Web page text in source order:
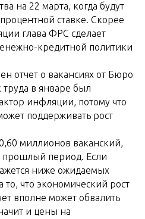
на 22 марта, когда будут
ставке. Скорее
глава ФРС сделает
кредитной политики
отчет о вакансиях от Бюро
труда в январе был
инфляции, потому что
поддерживать рост
миллионов ваканский,
прошлый период. Если
ниже ожидаемых
то, что экономический рост
вполне может обвалить
и цены на